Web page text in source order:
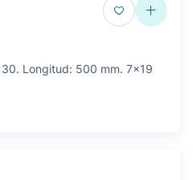
Longitud: 500 mm. 7x19